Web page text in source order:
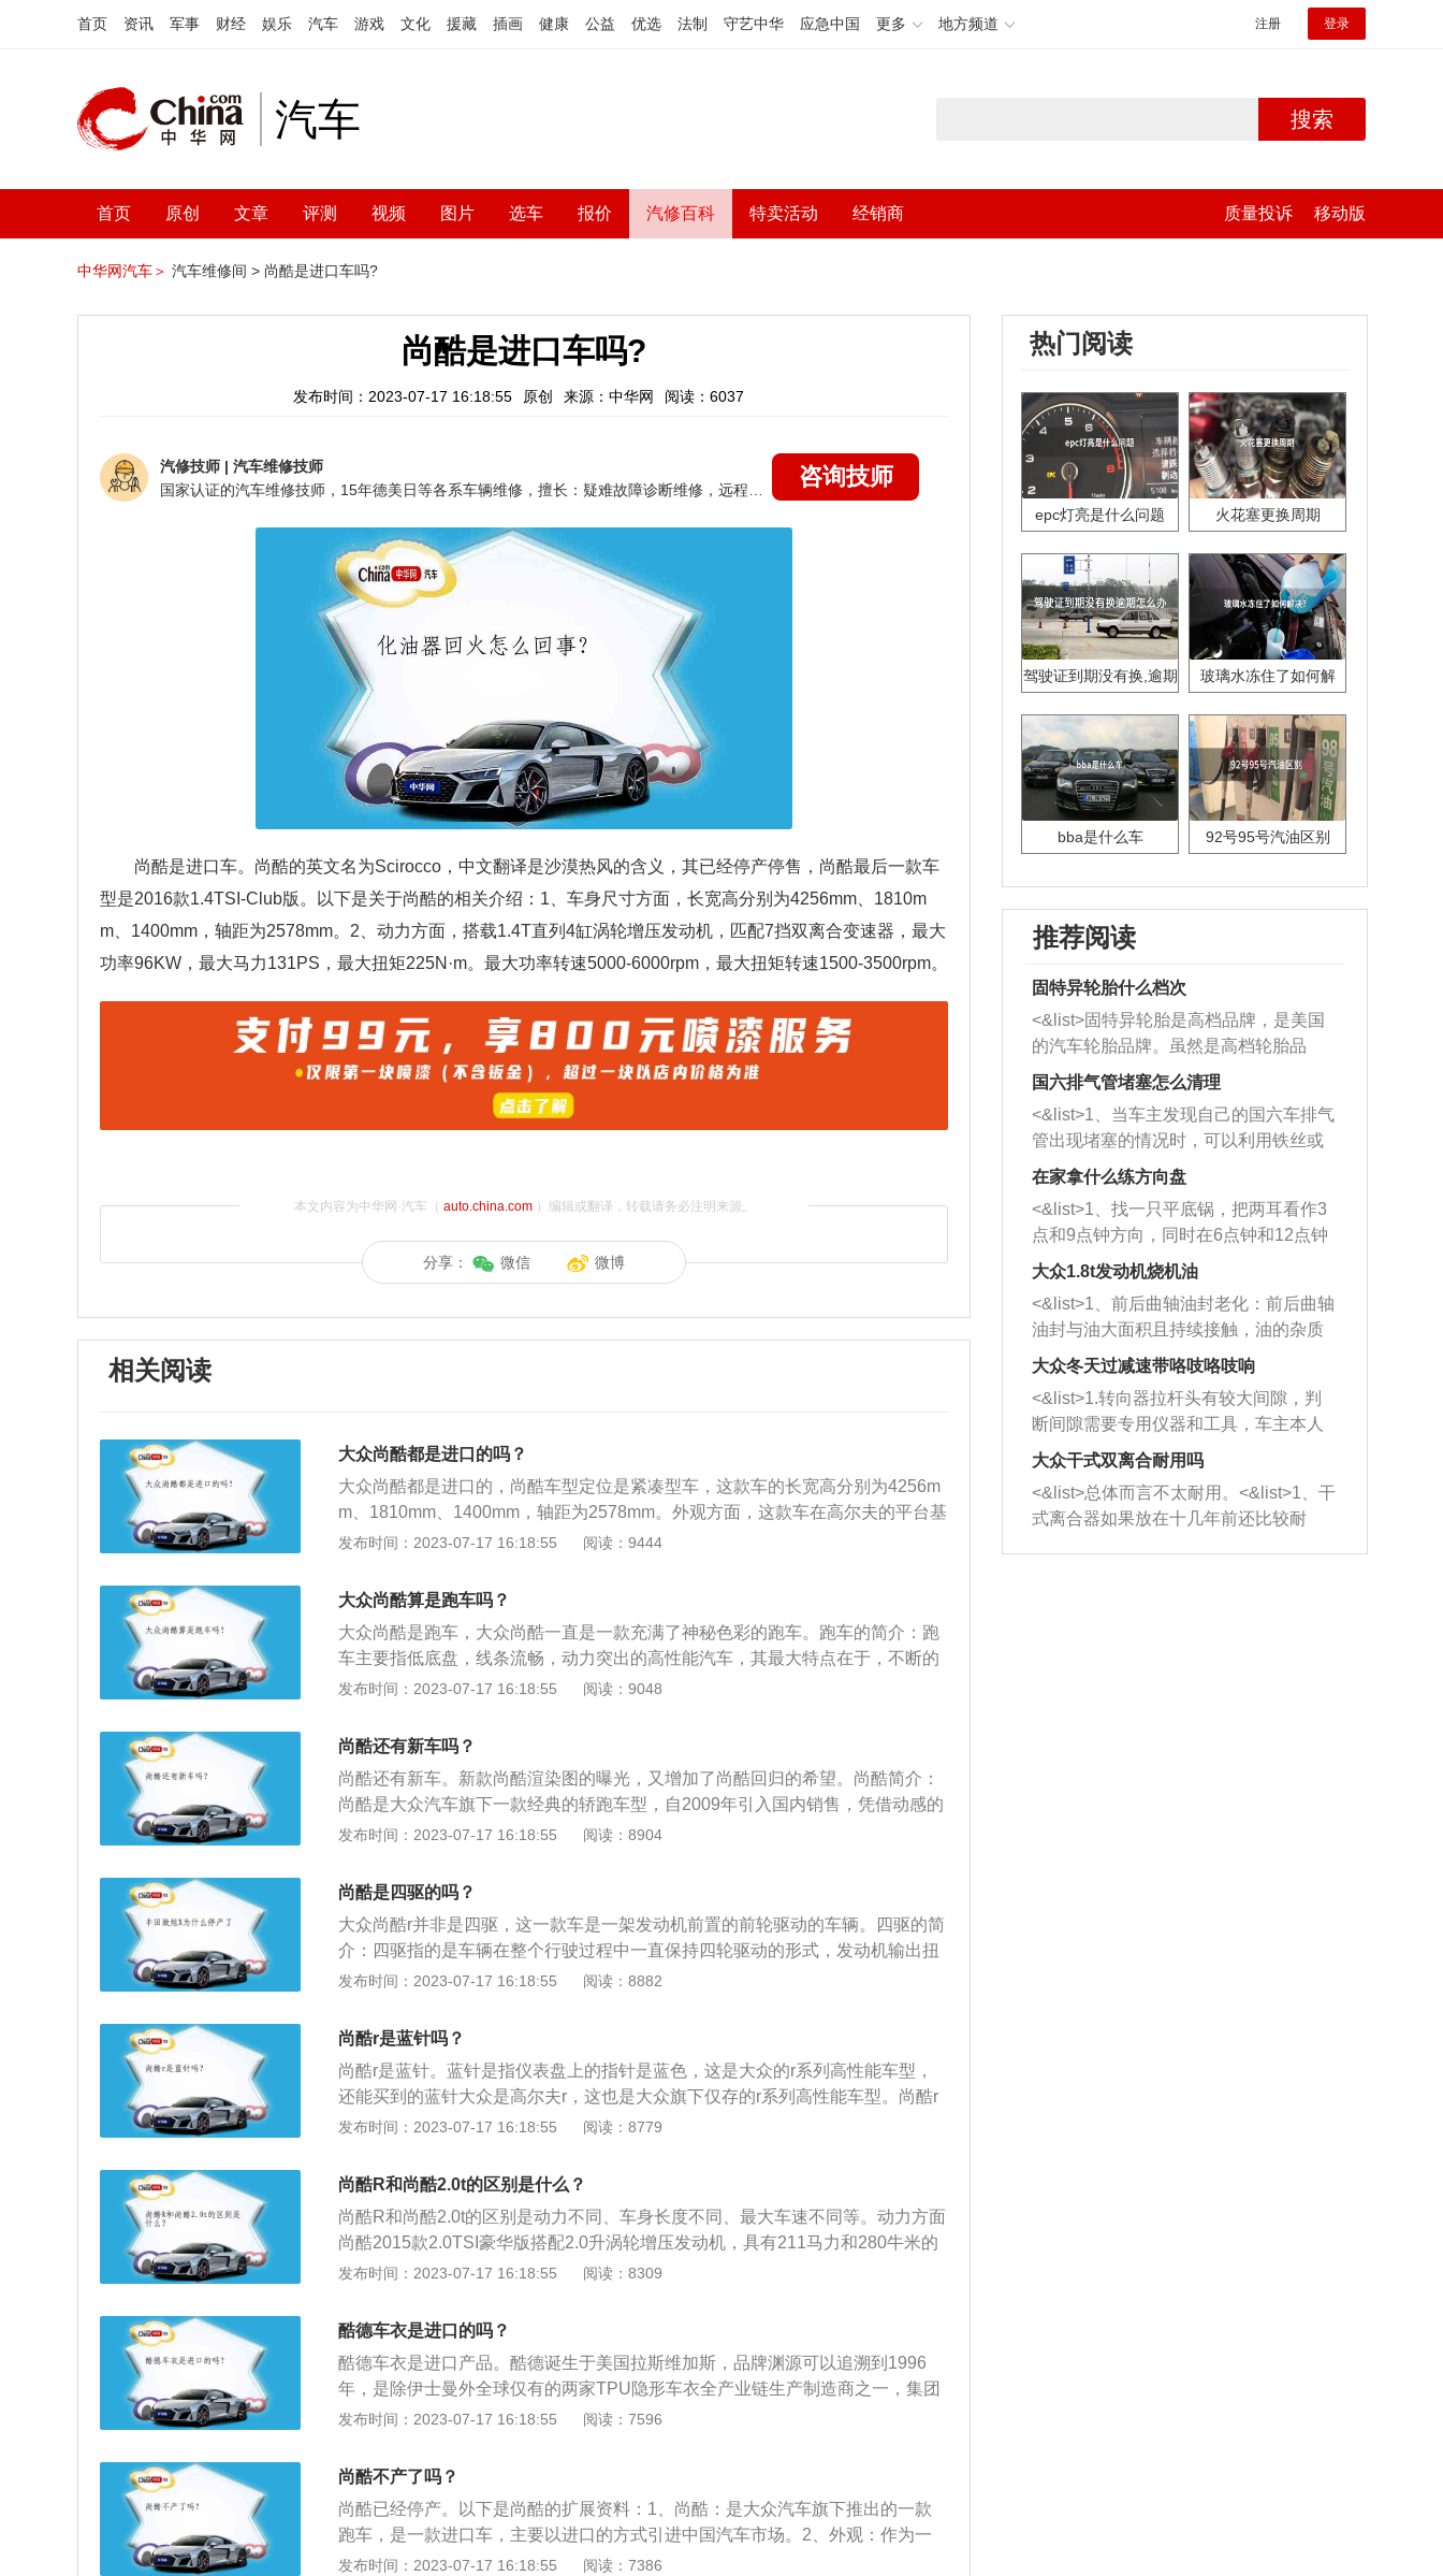
首页 资讯 军事 财经 娱乐 汽车 游戏 文化 援藏 插画 健康 公益 优选 法制 守艺中华 应急中国 更多 地方频道 注册 登录
汽车 搜索
首页 原创 文章 评测 视频 图片 选车 报价 汽修百科 特卖活动 经销商 质量投诉 移动版
中华网汽车＞ 汽车维修间 > 尚酷是进口车吗?
尚酷是进口车吗?
发布时间：2023-07-17 16:18:55 原创 来源：中华网 阅读：6037
汽修技师 | 汽车维修技师
咨询技师
尚酷是进口车。尚酷的英文名为Scirocco，中文翻译是沙漠热风的含义，其已经停产停售，尚酷最后一款车
型是2016款1.4TSI-Club版。以下是关于尚酷的相关介绍：1、车身尺寸方面，长宽高分别为4256mm、1810m
m、1400mm，轴距为2578mm。2、动力方面，搭载1.4T直列4缸涡轮增压发动机，匹配7挡双离合变速器，最大
功率96KW，最大马力131PS，最大扭矩225N·m。最大功率转速5000-6000rpm，最大扭矩转速1500-3500rpm。
本文内容为中华网·汽车（ auto.china.com）编辑或翻译，转载请务必注明来源。
分享： 微信 微博
相关阅读
大众尚酷都是进口的吗？
大众尚酷都是进口的，尚酷车型定位是紧凑型车，这款车的长宽高分别为4256m
m、1810mm、1400mm，轴距为2578mm。外观方面，这款车在高尔夫的平台基
础上降低了重心，优化了空气动力学特性，使得整车更富运动性。动力方面，这
率为96千瓦，最大马力为131匹，最大扭矩为225牛米。最大功率转速为5000到6
000转，最大扭矩转速为1500到3500转，供油方式为缸内直喷。
发布时间：2023-07-17 16:18:55 阅读：9444
大众尚酷算是跑车吗？
大众尚酷是跑车，大众尚酷一直是一款充满了神秘色彩的跑车。跑车的简介：跑
车主要指低底盘，线条流畅，动力突出的高性能汽车，其最大特点在于，不断的
追求速度。按照跑车的车身结构，可以分为轿跑，敞篷跑车，双门跑车。跑车的
跑车。常见的跑车品牌有：法拉利、玛莎拉蒂、帕加尼、奔驰、保时捷等。
发布时间：2023-07-17 16:18:55 阅读：9048
尚酷还有新车吗？
尚酷还有新车。新款尚酷渲染图的曝光，又增加了尚酷回归的希望。尚酷简介：
尚酷是大众汽车旗下一款经典的轿跑车型，自2009年引入国内销售，凭借动感的
外观受到了很多年轻消费者的青睐。2017年尚酷毫无征兆地退出了市场，突然的
动机，至于动力配置的具体细节只能等正式发布。外观方面：从发布的渲染图来
看，前脸狭长的进气格栅与车灯的一体造型，与引擎盖上的赛车条纹一同展现出
十足的运动气息。LOGO位于引擎盖赛车条纹中间，这是唯一一款车标还保留在
引擎盖上的车型。新车的侧面腰线紧凑且饱满，与镂空的轮毂中暴露出的红色刹
车卡钳，预示着新车越来越运动化的走向。车尾部设计非常的饱满大气，单边双
发布时间：2023-07-17 16:18:55 阅读：8904
尚酷是四驱的吗？
大众尚酷r并非是四驱，这一款车是一架发动机前置的前轮驱动的车辆。四驱的简
介：四驱指的是车辆在整个行驶过程中一直保持四轮驱动的形式，发动机输出扭
矩以固定的比例分配到前后轮，这种驱动模式能随时拥有较好的越野和操控性
分时四驱是一种驾驶者可以在两驱和四驱之间通过手动进行选择的四轮驱动系
统，有驾驶者根据驾驶需要通过对分动器的断开或接通达到两驱或四驱的目的这
也是越野车或带有四驱功能的SUV最常见的四轮驱动系统。全时四驱就是汽车在
行驶任何时间所有轮子全部独立运动。全时四驱车比两驱车有更优异的驾驶基
础：更好的动力、牵引力、更好的驾驶体验、在剧烈驾驶情况下更安全、行驶更
发布时间：2023-07-17 16:18:55 阅读：8882
尚酷r是蓝针吗？
尚酷r是蓝针。蓝针是指仪表盘上的指针是蓝色，这是大众的r系列高性能车型，
还能买到的蓝针大众是高尔夫r，这也是大众旗下仅存的r系列高性能车型。尚酷r
车型：尚酷r是大众旗下的一款跑车，这款车的2.0升涡轮增压发动机有256马力和
转每分钟时输出最大扭矩。尚酷r发动机：与这款2.0升涡轮增压发动机匹配的是6
速双离合变速箱。双离合变速箱的换挡速度快，传动效率高，这种变速箱是非常
适合与小排量涡轮增压发动机配合使用。尚酷r的前悬架使用麦弗逊独立悬架，后
悬架使用多连杆独立悬架。
发布时间：2023-07-17 16:18:55 阅读：8779
尚酷R和尚酷2.0t的区别是什么？
尚酷R和尚酷2.0t的区别是动力不同、车身长度不同、最大车速不同等。动力方面
尚酷2015款2.0TSI豪华版搭配2.0升涡轮增压发动机，具有211马力和280牛米的
最大扭矩。这款发动机的最大功率为155（kW），最大功率转速为5300到6200
2015款R2.0TSI搭配2.0升涡轮增压发动机，具有256马力和330牛米的最大扭
矩。这款发动机的最大功率为188（kW），最大功率转速为6000转每分钟，最大
扭矩转速为2400-5200转每分钟。尚酷2015款2.0TSI豪华版的长宽高分别是4256/
1810/1400mm。尚酷2015款R2.0TSI的长宽高分别是4256/1820/1400mm。尚酷
2015款2.0TSI豪华版的最高车速为238（km/h）。NEDC综合油耗为7.7（L/100k
（L/100km）。
发布时间：2023-07-17 16:18:55 阅读：8309
酷德车衣是进口的吗？
酷德车衣是进口产品。酷德诞生于美国拉斯维加斯，品牌渊源可以追溯到1996
年，是除伊士曼外全球仅有的两家TPU隐形车衣全产业链生产制造商之一，集团
主营LCD、LCM、功能性TPU等，是真空溅射领域专业级制造商。以下是关于车
它柔韧耐磨材料制作的外罩衣，汽车的防护用品。2、作用：在雨雪天气可以有
效避免城市污染条件下的雨水雪水酸性对汽车表面的“折磨”；车衣还能有效保护
有害粉尘落入车厢和机器部分，抵抗它们对车厢内饰和机器的耗损；炎炎夏日，
车衣可以有效抵抗强烈的紫外线对车漆内饰的损害，还可以防止车内温度过高。
发布时间：2023-07-17 16:18:55 阅读：7596
尚酷不产了吗？
尚酷已经停产。以下是尚酷的扩展资料：1、尚酷：是大众汽车旗下推出的一款
跑车，是一款进口车，主要以进口的方式引进中国汽车市场。2、外观：作为一
款运动版的车型，这款车采用的是双门的设计，汽车的整体外观依旧延续的是大
发布时间：2023-07-17 16:18:55 阅读：7386
热门阅读
epc灯亮是什么问题 火花塞更换周期
驾驶证到期没有换,逾期
玻璃水冻住了如何解
bba是什么车 92号95号汽油区别
推荐阅读
固特异轮胎什么档次
<&list>固特异轮胎是高档品牌，是美国
的汽车轮胎品牌。虽然是高档轮胎品
牌，但是中高低端的轮胎都有生产，这
也是为了更好的开拓市场。
国六排气管堵塞怎么清理
<&list>1、当车主发现自己的国六车排气
管出现堵塞的情况时，可以利用铁丝或
者是细棍，直接将杂物给取出来，如果
堵塞情况比较严重，也可以采取应急措
施。 <&list>2、直接利用木棍将所有的
杂物推到排气管里面的位置处，然后将
三元催化器拆解开，就可以将堵塞的东
西取出来。但如果是因为积碳过多引起
的堵塞，就需要将三元催化器泡在草酸
洗剂对堵塞的情况得到解决，将清洗剂
放在燃油箱中，与燃油混合后，车辆启
动时，就可以和汽油一起进入到燃烧
室，最后形成废气排出，就可以让三元
催化器得到清洗，排气管堵塞的情况就
能够得到解决。
在家拿什么练方向盘
<&list>1、找一只平底锅，把两耳看作3
点和9点钟方向，同时在6点钟和12点钟
方向做一个标记。 <&list>2、双手握住
一圈半的练习，往右同样也要打相同的
圈数。 <&list>3、最后强调要反复练
习，这样就可以形成肌肉记忆，在真实
驾驶车辆时，不需要记忆也能打好方
向。
大众1.8t发动机烧机油
<&list>1、前后曲轴油封老化：前后曲轴
油封与油大面积且持续接触，油的杂质
和发动机内持续温度变化使其密封效果
逐渐减弱，导致渗油或漏油。<&list>2、
活塞间隙过大：积碳会使活塞环与缸体
的间隙扩大，导致机油流入燃烧室中，
造成烧机油。<&list>3、机油粘度。使用
机油粘度过小的话，同样会有烧机油现
象，机油粘度过小具有很好的流动性，
大众冬天过减速带咯吱咯吱响
<&list>1.转向器拉杆头有较大间隙，判
断间隙需要专用仪器和工具，车主本人
无法制作，需要将车辆送到修理厂或4s
店；<&list>2.车辆半轴套管防尘罩破
裂，破裂后会出现漏油现象，使半轴磨
损严重，磨损的半轴容易损坏，产生异
响；<&list>3.稳定器的转向胶套和球头
大众干式双离合耐用吗
<&list>总体而言不太耐用。<&list>1、干
式离合器如果放在十几年前还比较耐